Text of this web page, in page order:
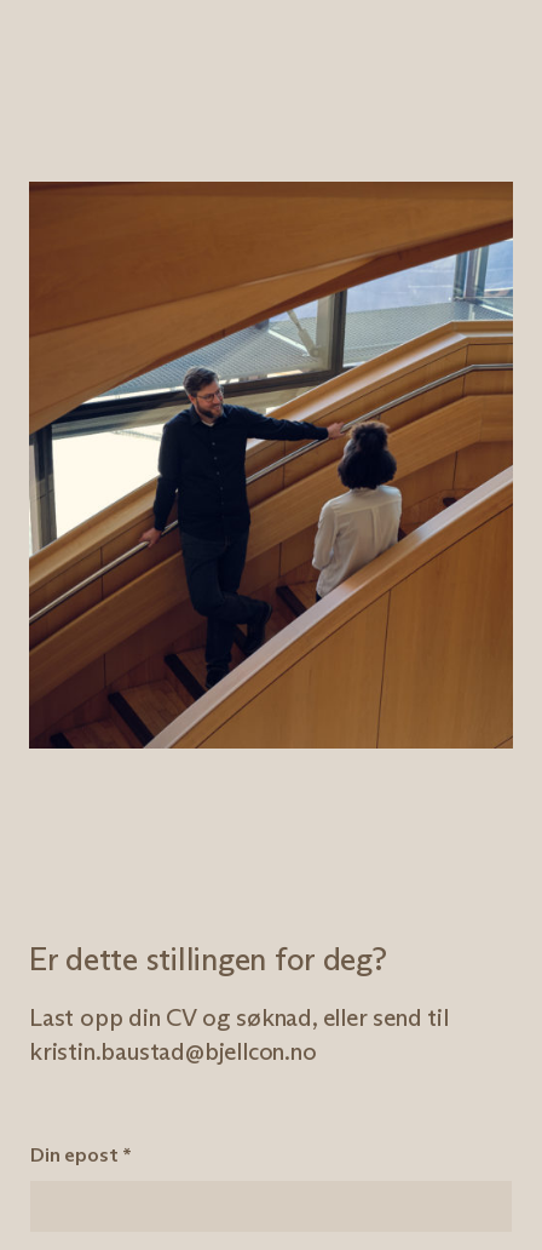
Er dette stillingen for deg?
Last opp din CV og søknad, eller send til
kristin.baustad@bjellcon.no
Din epost *